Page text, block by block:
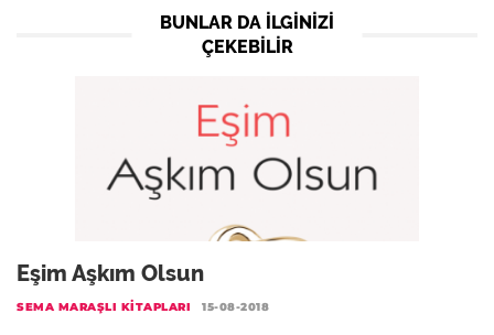
BUNLAR DA ILGINIZI
ÇEKEBILIR
Eşim Aşkım Olsun
SEMA MARAŞLI KITAPLARI 15-08-2018